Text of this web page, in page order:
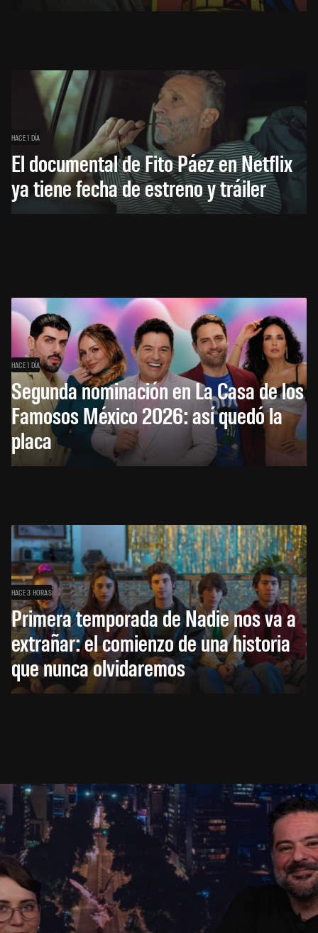
HACE 1 DÍA
El documental de Fito Páez en Netflix
ya tiene fecha de estreno y tráiler
HACE 1 DÍA
Segunda nominación en La Casa de los
Famosos México 2026: así quedó la
placa
HACE 3 HORAS
Primera temporada de Nadie nos va a
extrañar: el comienzo de una historia
que nunca olvidaremos